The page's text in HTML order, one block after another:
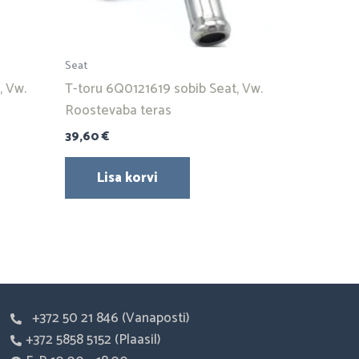
Vw.
Seat
T-toru 6Q0121619 sobib Seat, Vw.
Roostevaba teras
39,60€
Lisa korvi
+372 50 21 846 (Vanaposti)
+372 5858 5152 (Plaasil)